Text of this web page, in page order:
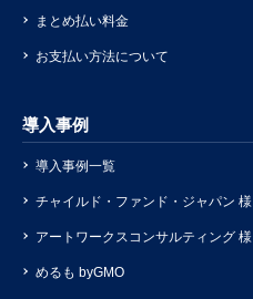
まとめ払い料金
お支払い方法について
導入事例
導入事例一覧
チャイルド・ファンド・ジャパン 様
アートワークスコンサルティング 様
めるも byGMO